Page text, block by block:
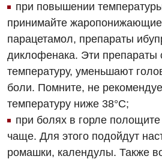
при повышении
принимайте жаропонижающие
парацетамол, препараты
диклофенака. Эти
температуру, уменьшают
боли. Помните, не
температуру ниже 38°С;
при болях в горле
чаще. Для этого подойдут
ромашки, календулы. Также